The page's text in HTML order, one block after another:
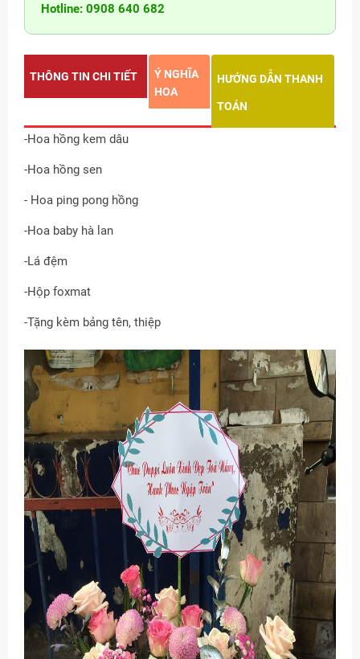
Hotline: 0908 640 682
THÔNG TIN CHI TIẾT
Ý NGHĨA
HOA
HƯỚNG DẪN THANH
TOÁN
-Hoa hồng kem dâu
-Hoa hồng sen
- Hoa ping pong hồng
-Hoa baby hà lan
-Lá đệm
-Hộp foxmat
-Tặng kèm bảng tên, thiệp